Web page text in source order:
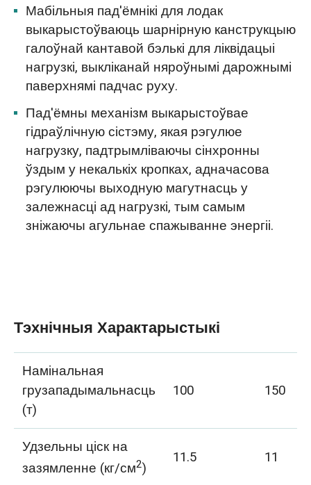
Мабільныя пад'ёмнікі для лодак
выкарыстоўваюць шарнірную канструкцыю
галоўнай кантавой бэлькі для ліквідацыі
нагрузкі, выкліканай няроўнымі дарожнымі
паверхнямі падчас руху.
Пад'ёмны механізм выкарыстоўвае
гідраўлічную сістэму, якая рэгулюе
нагрузку, падтрымліваючы сінхронны
ўздым у некалькіх кропках, адначасова
рэгулюючы выходную магутнасць у
залежнасці ад нагрузкі, тым самым
зніжаючы агульнае спажыванне энергіі.
Тэхнічныя Характарыстыкі
Намінальная
грузападымальнасць
(т)
100 150
Удзельны ціск на
зазямленне (кг/см2)
11.5 11